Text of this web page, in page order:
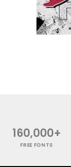
160,000+
FREE FONTS